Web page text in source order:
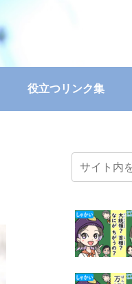
役立つリンク集